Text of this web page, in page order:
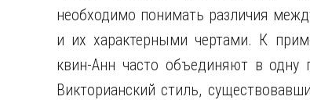
необходимо понимать различия
и их характерными чертами. К
квин-Анн часто объединяют в одну
Викторианский стиль,